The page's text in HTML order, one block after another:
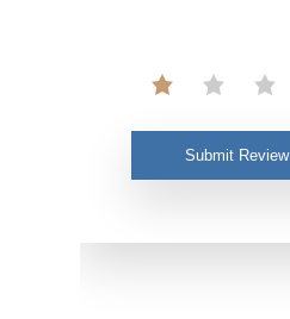
Submit Review